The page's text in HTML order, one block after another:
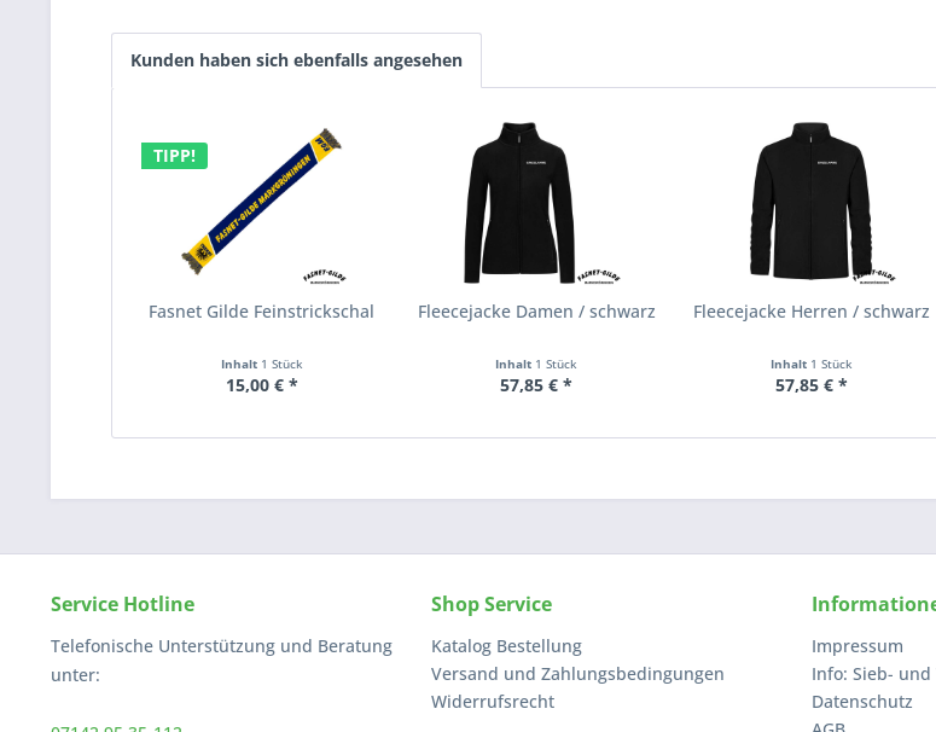
Kunden haben sich ebenfalls angesehen
TIPP!
Fasnet Gilde Feinstrickschal
Inhalt 1 Stück
15,00 € *
Fleecejacke Damen / schwarz
Inhalt 1 Stück
57,85 € *
Fleecejacke Herren / schwarz
Inhalt 1 Stück
57,85 € *
Service Hotline
Telefonische Unterstützung und Beratung
unter:
Shop Service
Katalog Bestellung
Versand und Zahlungsbedingungen
Widerrufsrecht
Impressum
Info: Sieb-
Datenschutz